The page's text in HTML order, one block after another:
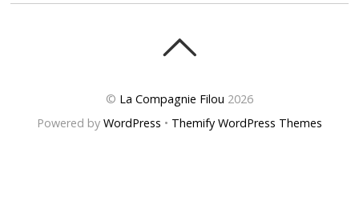
© La Compagnie Filou 2026
Powered by WordPress • Themify WordPress Themes